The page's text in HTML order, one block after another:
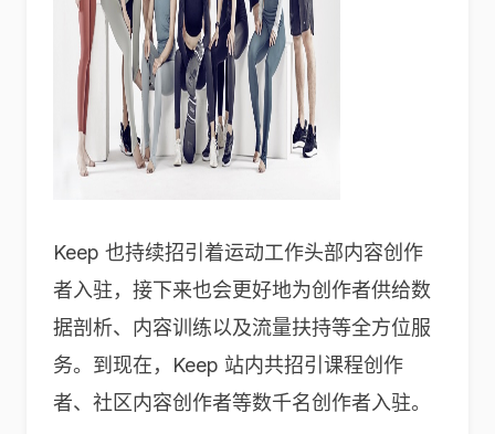
Keep 也持续招引着运动工作头部内容创作
者入驻，接下来也会更好地为创作者供给数
据剖析、内容训练以及流量扶持等全方位服
务。到现在，Keep 站内共招引课程创作
者、社区内容创作者等数千名创作者入驻。